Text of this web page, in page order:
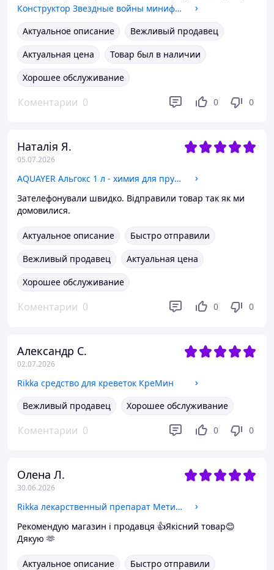
Конструктор Звездные войны минифигурка повстанец Гера Синдулла
Актуальное описание
Вежливый продавец
Актуальная цена
Товар был в наличии
Хорошее обслуживание
Коментарии 0 0 0
Наталія Я.
05.07.2026
AQUAYER Альгокс 1 л - химия для прудов
Зателефонували швидко. Відправили товар так як ми
домовилися.
Актуальное описание
Быстро отправили
Вежливый продавец
Актуальная цена
Хорошее обслуживание
Коментарии 0 0 0
Александр С.
02.07.2026
Rikka средство для креветок КреМин
Вежливый продавец
Хорошее обслуживание
Коментарии 0 0 0
Олена Л.
30.06.2026
Rikka лекарственный препарат Метиленовый синий 100 мл
Рекомендую магазин і продавця 👍Якісний товар😊
Дякую 🫶
Актуальное описание
Быстро отправили